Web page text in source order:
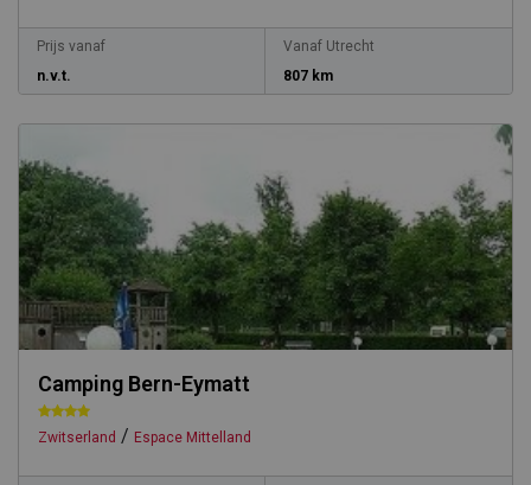
Prijs vanaf
n.v.t.
Vanaf Utrecht
807 km
Camping Bern-Eymatt
Zwitserland / Espace Mittelland